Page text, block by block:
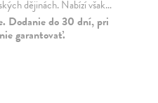
dějinách. Nabízí však…
Dodanie do 30 dní, pri
garantovať.